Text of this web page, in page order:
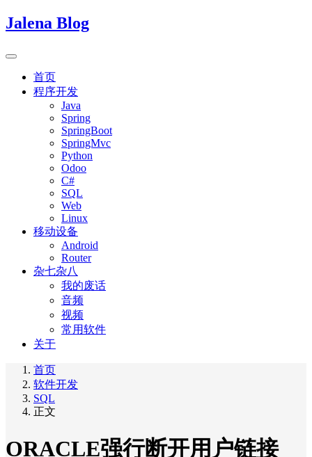
Jalena Blog
首页
程序开发
Java
Spring
SpringBoot
SpringMvc
Python
Odoo
C#
SQL
Web
Linux
移动设备
Android
Router
杂七杂八
我的废话
音频
视频
常用软件
关于
首页
软件开发
SQL
正文
ORACLE强行断开用户链接